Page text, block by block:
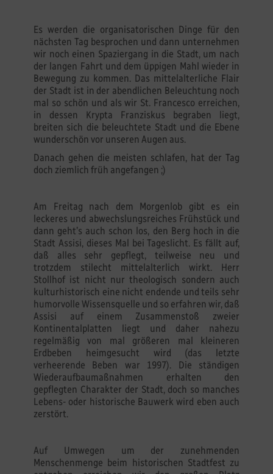
Es werden die organisatorischen Dinge für den
nächsten Tag besprochen und dann unternehmen
wir noch einen Spaziergang in die Stadt, um nach
der langen Fahrt und dem üppigen Mahl wieder in
Bewegung zu kommen. Das mittelalterliche Flair
der Stadt ist in der abendlichen Beleuchtung noch
mal so schön und als wir St. Francesco erreichen,
in dessen Krypta Franziskus begraben liegt,
breiten sich die beleuchtete Stadt und die Ebene
wunderschön vor unseren Augen aus.
Danach gehen die meisten schlafen, hat der Tag
doch ziemlich früh angefangen ;)
Am Freitag nach dem Morgenlob gibt es ein
leckeres und abwechslungsreiches Frühstück und
dann geht’s auch schon los, den Berg hoch in die
Stadt Assisi, dieses Mal bei Tageslicht. Es fällt auf,
daß alles sehr gepflegt, teilweise neu und
trotzdem stilecht mittelalterlich wirkt. Herr
Stollhof ist nicht nur theologisch sondern auch
kulturhistorisch eine nicht endende und teils sehr
humorvolle Wissensquelle und so erfahren wir, daß
Assisi auf einem Zusammenstoß zweier
Kontinentalplatten liegt und daher nahezu
regelmäßig von mal größeren mal kleineren
Erdbeben heimgesucht wird (das letzte
verheerende Beben war 1997). Die ständigen
Wiederaufbaumaßnahmen erhalten den
gepflegten Charakter der Stadt, doch so manches
Lebens- oder historische Bauwerk wird eben auch
zerstört.
Auf Umwegen um der zunehmenden
Menschenmenge beim historischen Stadtfest zu